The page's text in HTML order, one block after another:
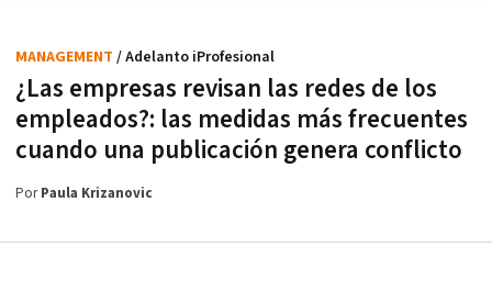
¿Las empresas revisan las redes de los
empleados?: las medidas más frecuentes
cuando una publicación genera conflicto
MANAGEMENT / Adelanto iProfesional
PorPaula Krizanovic